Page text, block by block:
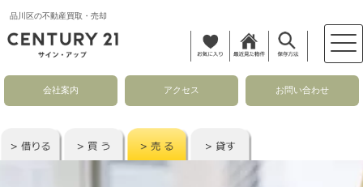
品川区の不動産買取・売却
会社案内 アクセス お問い合わせ